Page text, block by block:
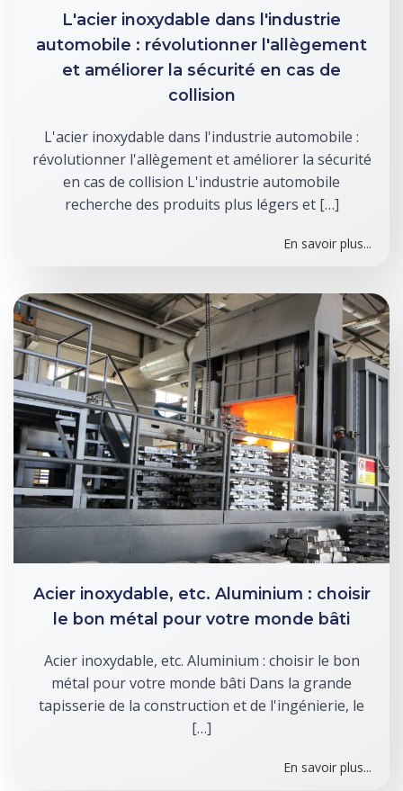
L'acier inoxydable dans l'industrie
automobile : révolutionner l'allègement
et améliorer la sécurité en cas de
collision
L'acier inoxydable dans l'industrie automobile :
révolutionner l'allègement et améliorer la sécurité
en cas de collision L'industrie automobile
recherche des produits plus légers et […]
En savoir plus...
Acier inoxydable, etc. Aluminium : choisir
le bon métal pour votre monde bâti
Acier inoxydable, etc. Aluminium : choisir le bon
métal pour votre monde bâti Dans la grande
tapisserie de la construction et de l'ingénierie, le
[…]
En savoir plus...